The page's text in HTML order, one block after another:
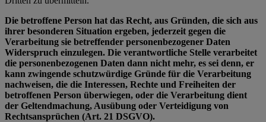
Die betroffene Person hat das Recht, aus Gründen, die sich aus
ihrer besonderen Situation ergeben, jederzeit gegen die
Verarbeitung sie betreffender personenbezogener Daten
Widerspruch einzulegen. Die verantwortliche Stelle verarbeitet
die personenbezogenen Daten dann nicht mehr, es sei denn, er
kann zwingende schutzwürdige Gründe für die Verarbeitung
nachweisen, die die Interessen, Rechte und Freiheiten der
betroffenen Person überwiegen, oder die Verarbeitung dient
der Geltendmachung, Ausübung oder Verteidigung von
Rechtsansprüchen (Art. 21 DSGVO).